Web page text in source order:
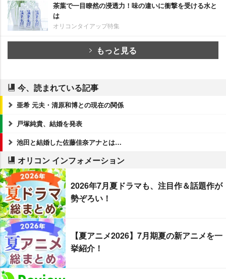
茶葉で一目瞭然の浸透力！味の違いに衝撃を受ける水と
は
オリコンタイアップ特集
もっと見る
今、読まれている記事
亜希 元夫・清原和博との現在の関係
戸塚純貴、結婚を発表
池田と結婚した佐藤佳奈アナとは…
オリコン インフォメーション
2026年7月夏ドラマも、注目作＆話題作が
勢ぞろい！
【夏アニメ2026】7月期夏の新アニメを一
挙紹介！